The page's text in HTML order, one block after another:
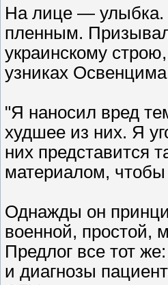
На лице — улыбка.
пленным. Призывал
украинскому
узниках
"Я наносил вред
худшее из них. Я
них
материалом,
Однажды он
военной, простой,
Предлог все тот
и диагнозы